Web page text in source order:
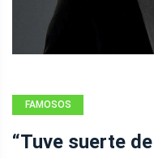
FAMOSOS
“Tuve suerte